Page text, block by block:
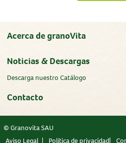
Acerca de granoVita
Noticias & Descargas
Descarga nuestro Catálogo
Contacto
© Granovita SAU
Aviso Legal
Política de privacidad